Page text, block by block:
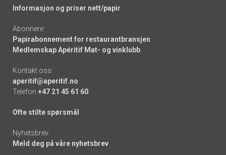
Informasjon og priser nett/papir
Abonnere:
Papirabonnement for restaurantbransjen
Medlemskap Apéritif Mat- og vinklubb
Kontakt oss:
aperitif@aperitif.no
Telefon +47 21 45 61 60
Ofte stilte spørsmål
Nyhetsbrev:
Meld deg på våre nyhetsbrev